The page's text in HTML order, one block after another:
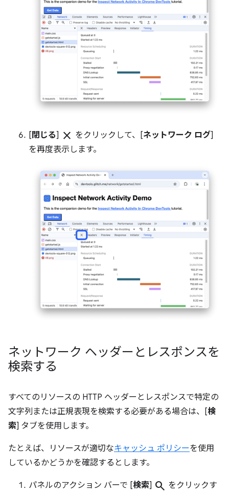
[ 閉じる] close をクリックして、[ネットワーク ログ]
を再度表示します。
ネットワーク ヘッダーとレスポンスを
検索する
すべてのリソースの HTTP ヘッダーとレスポンスで特定の
文字列または正規表現を検索する必要がある場合は、[検
索] タブを使用します。
たとえば、リソースが適切なキャッシュ ポリシーを使用
しているかどうかを確認するとします。
パネルのアクション バーで [検索] search をクリックす